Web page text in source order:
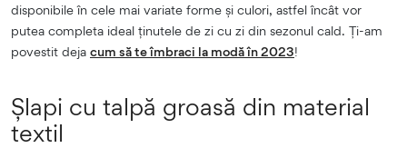
disponibile în cele mai variate forme și culori, astfel încât vor
putea completa ideal ținutele de zi cu zi din sezonul cald. Ți-am
povestit deja cum să te îmbraci la modă în 2023!
Șlapi cu talpă groasă din material
textil